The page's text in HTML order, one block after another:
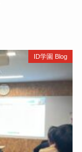
ID学園 Blog